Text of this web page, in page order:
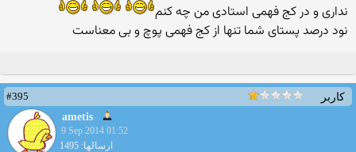
نداری و در کج فهمی استادی من چه کنم
نود درصد پستای شما تنها از کج فهمی پوچ و بی معناست
کاربر
#395
ametis
9 Sep 2014 01:52
ارسالها: 1495